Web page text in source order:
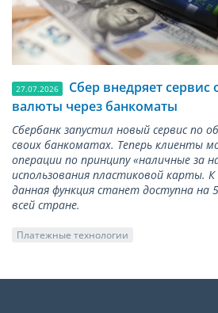
27.07.2026
Сбер внедряет
валюты через банкоматы
Сбербанк запустил новый сервис по
своих банкоматах. Теперь клиенты
операции по принципу «наличные за
использования пластиковой карты. К
данная функция станет доступна на
всей стране.
Платежные технологии